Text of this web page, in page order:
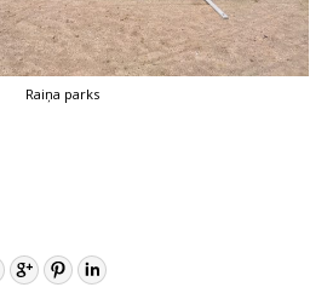
Raiņa parks